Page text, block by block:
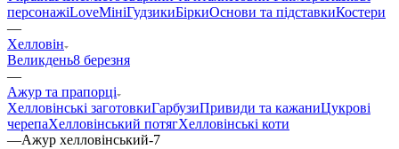
персонажіLoveМініГудзикиБіркиОснови та підставкиКостери
—
Хелловін
Великдень8 березня
—
Ажур та прапорці
Хелловінські заготовкиГарбузиПривиди та кажаниЦукрові
черепаХелловінський потягХелловінські коти
—Ажур хелловінський-7